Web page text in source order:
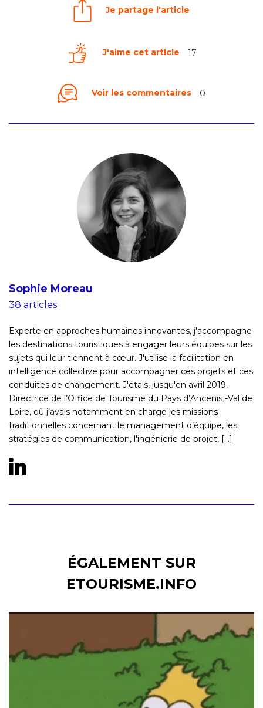
Je partage l'article
J'aime cet article 17
Voir les commentaires 0
Sophie Moreau
38 articles
Experte en approches humaines innovantes, j'accompagne
les destinations touristiques à engager leurs équipes sur les
sujets qui leur tiennent à cœur. J'utilise la facilitation en
intelligence collective pour accompagner ces projets et ces
conduites de changement. J'étais, jusqu'en avril 2019,
Directrice de l’Office de Tourisme du Pays d’Ancenis -Val de
Loire, où j’avais notamment en charge les missions
traditionnelles concernant le management d’équipe, les
stratégies de communication, l'ingénierie de projet, [...]
ÉGALEMENT SUR
ETOURISME.INFO